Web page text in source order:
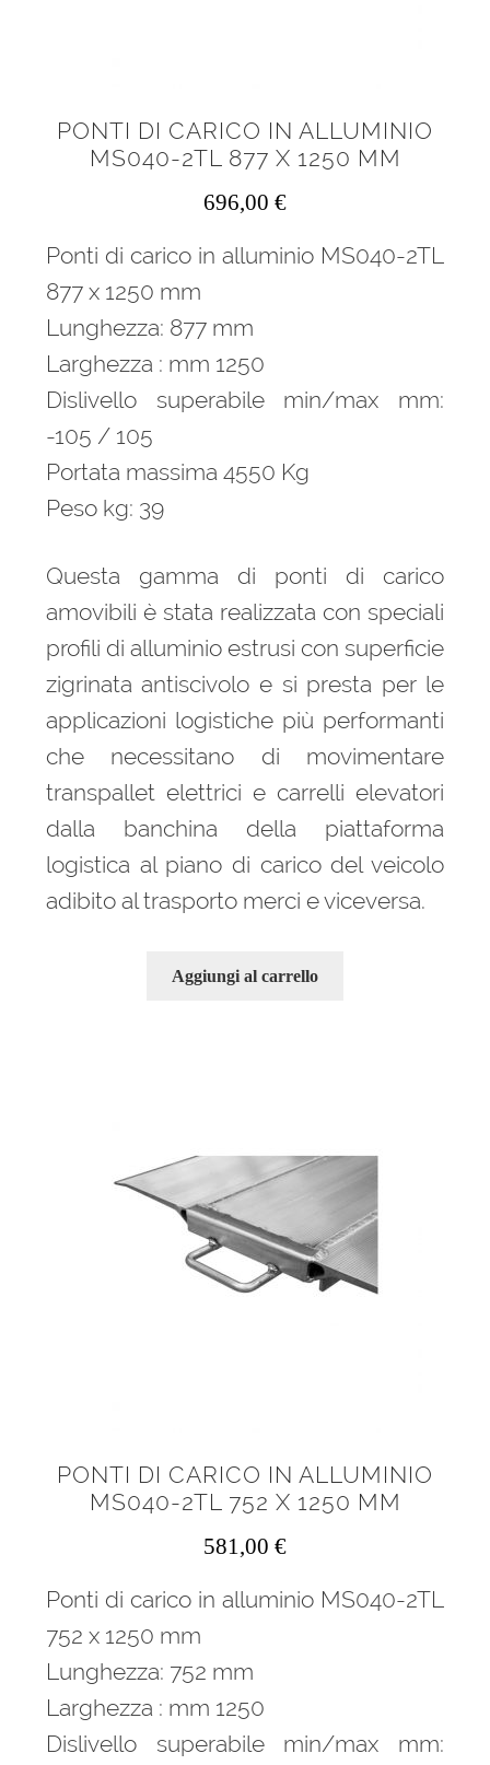
PONTI DI CARICO IN ALLUMINIO
MS040-2TL 877 X 1250 MM
696,00 €
Ponti di carico in alluminio MS040-2TL
877 x 1250 mm
Lunghezza: 877 mm
Larghezza : mm 1250
Dislivello superabile min/max mm:
-105 / 105
Portata massima 4550 Kg
Peso kg: 39
Questa gamma di ponti di carico
amovibili è stata realizzata con speciali
profili di alluminio estrusi con superficie
zigrinata antiscivolo e si presta per le
applicazioni logistiche più performanti
che necessitano di movimentare
transpallet elettrici e carrelli elevatori
dalla banchina della piattaforma
logistica al piano di carico del veicolo
adibito al trasporto merci e viceversa.
Aggiungi al carrello
PONTI DI CARICO IN ALLUMINIO
MS040-2TL 752 X 1250 MM
581,00 €
Ponti di carico in alluminio MS040-2TL
752 x 1250 mm
Lunghezza: 752 mm
Larghezza : mm 1250
Dislivello superabile min/max mm: